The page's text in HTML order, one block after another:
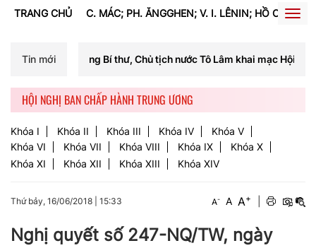
TRANG CHỦ C. MÁC; PH. ĂNGGHEN; V. I. LÊNIN; HỒ CHÍ
Tin mới
Tổng Bí thư, Chủ tịch nước Tô Lâm khai mạc Hội nghị Trung
HỘI NGHỊ BAN CHẤP HÀNH TRUNG ƯƠNG
Khóa I Khóa II Khóa III Khóa IV
Khóa V
Khóa VI
Khóa VII Khóa VIII Khóa IX
Khóa X
Khóa XI
Khóa XII Khóa XIII Khóa XIV
Thứ bảy, 16/06/2018 15:33 A- A A+
Nghị quyết số 247-NQ/TW, ngày